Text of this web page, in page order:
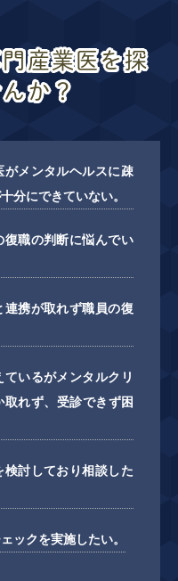
産業医を探
か？
がメンタルヘルスに疎
分にできていない。
復職の判断に悩んでい
携が取れず職員の復
いるがメンタルクリ
れず、受診できず困
検討しており相談した
ックを実施したい。